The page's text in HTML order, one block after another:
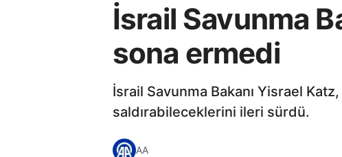
İsrail Savunma
sona ermedi
İsrail Savunma Bakanı Yisrael
saldırabileceklerini ileri sürdü.
AA